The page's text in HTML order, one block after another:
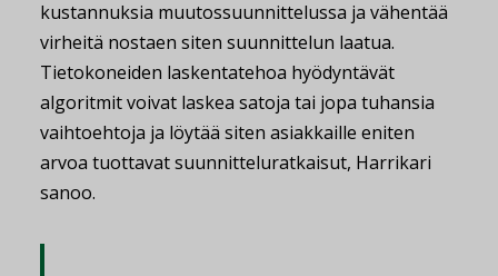
kustannuksia muutossuunnittelussa ja vähentää
virheitä nostaen siten suunnittelun laatua.
Tietokoneiden laskentatehoa hyödyntävät
algoritmit voivat laskea satoja tai jopa tuhansia
vaihtoehtoja ja löytää siten asiakkaille eniten
arvoa tuottavat suunnitteluratkaisut, Harrikari
sanoo.